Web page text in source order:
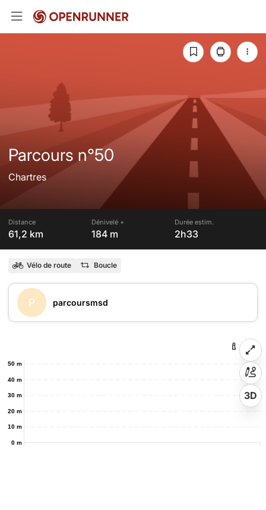
Parcours n°50
Chartres
Distance
61,2 km
Dénivelé +
184 m
Durée estim.
2h33
Vélo de route Boucle
P parcoursmsd
0 m
10 m
20 m
30 m
40 m
50 m
3D